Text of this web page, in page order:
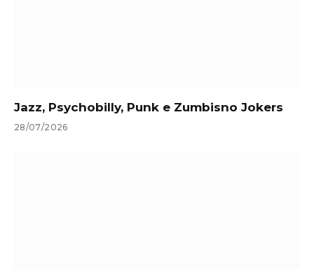
Jazz, Psychobilly, Punk e Zumbisno Jokers
28/07/2026